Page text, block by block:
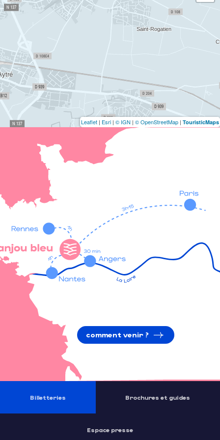
Leaflet | Esri | © IGN | © OpenStreetMap | TouristicMaps
comment venir ?
Billetteries Brochures et guides
Espace presse